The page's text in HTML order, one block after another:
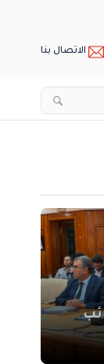
الاتصال بنا